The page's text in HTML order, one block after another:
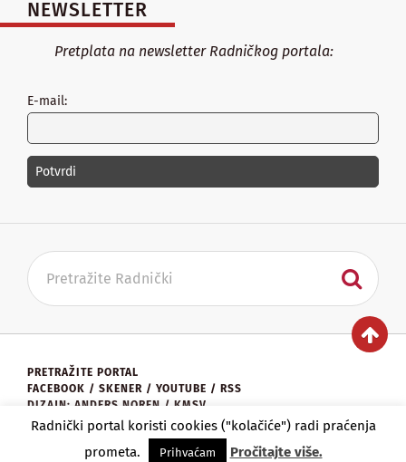
NEWSLETTER
Pretplata na newsletter Radničkog portala:
E-mail:
PRETRAŽITE PORTAL
FACEBOOK / SKENER / YOUTUBE / RSS
DIZAJN: ANDERS NOREN / KMSV
KONTAKT: UREDNISTVO@RADNICKI.ORG
★2026.
Radnički portal koristi cookies ("kolačiće") radi praćenja
prometa.
Prihvaćam Pročitajte više.